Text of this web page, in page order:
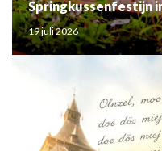
Springkussenfestijn
19 juli 2026